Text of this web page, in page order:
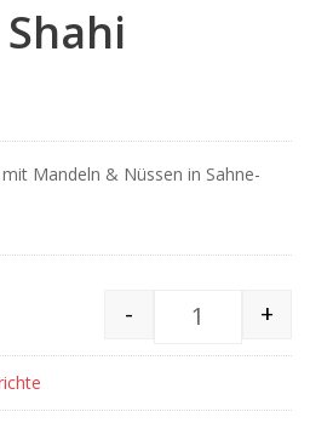
Mandeln & Nüssen in Sahne-
31 Paneer
- +